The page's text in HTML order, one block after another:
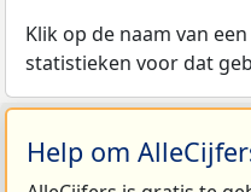
Klik op de naam van
statistieken voor dat
Help om